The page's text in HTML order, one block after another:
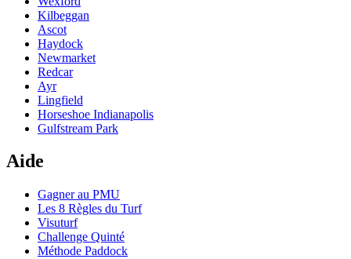
Kilbeggan
Ascot
Haydock
Newmarket
Redcar
Ayr
Lingfield
Horseshoe Indianapolis
Gulfstream Park
Aide
Gagner au PMU
Les 8 Règles du Turf
Visuturf
Challenge Quinté
Méthode Paddock